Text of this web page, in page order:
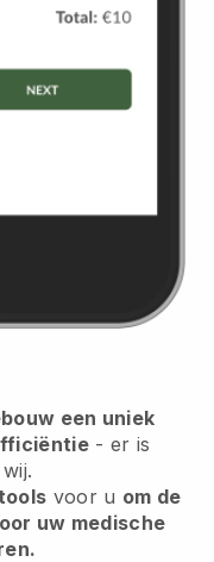
een uniek
- er is
voor u om de
uw medische